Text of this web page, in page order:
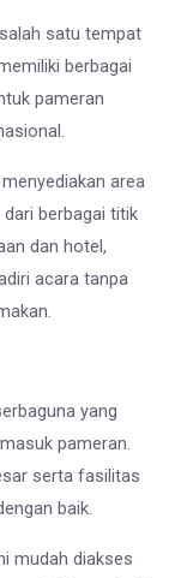
satu tempat
berbagai
pameran
area
berbagai titik
dan hotel,
acara tanpa
yang
pameran.
serta fasilitas
baik.
mudah diakses